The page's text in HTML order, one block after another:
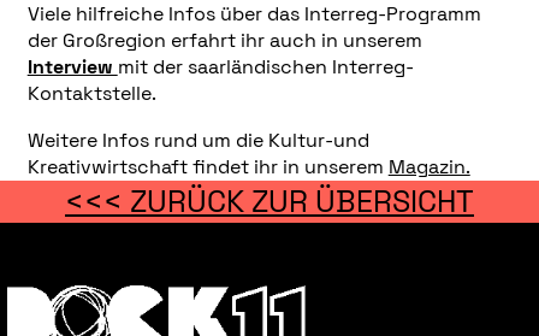
Viele hilfreiche Infos über das Interreg-Programm
der Großregion erfahrt ihr auch in unserem
Interview mit der saarländischen Interreg-
Kontaktstelle.
Weitere Infos rund um die Kultur-und
Kreativwirtschaft findet ihr in unserem Magazin.
<<< ZURÜCK ZUR ÜBERSICHT